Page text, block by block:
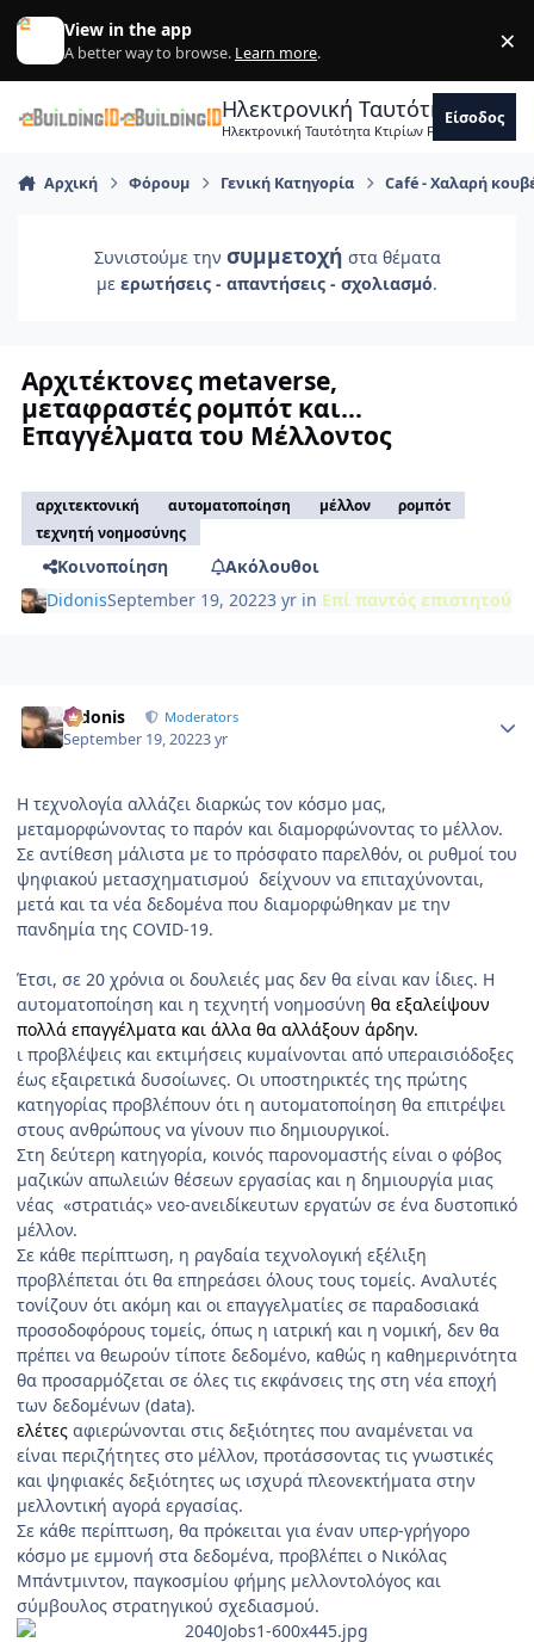
Skip to content
View in the app
A better way to browse. Learn more. ×
Ηλεκτρονική Ταυτότητα
Ηλεκτρονική Ταυτότητα Κτιρίων Forum
Είσοδος
Αρχική Φόρουμ Γενική Κατηγορία Café - Χαλαρή
Συνιστούμε την συμμετοχή στα θέματα
με ερωτήσεις - απαντήσεις - σχολιασμό.
Αρχιτέκτονες metaverse,
μεταφραστές ρομπότ και…
Επαγγέλματα του Μέλλοντος
αρχιτεκτονική αυτοματοποίηση μέλλον
ρομπότ
τεχνητή νοημοσύνης
Κοινοποίηση
Ακόλουθοι
DidonisSeptember 19, 20223 yr in Επί παντός επιστητού
Didonis Moderators
September 19, 20223 yr
Η τεχνολογία αλλάζει διαρκώς τον κόσμο μας,
μεταμορφώνοντας το παρόν και διαμορφώνοντας το μέλλον.
Σε αντίθεση μάλιστα με το πρόσφατο παρελθόν, οι ρυθμοί του
ψηφιακού μετασχηματισμού δείχνουν να επιταχύνονται,
μετά και τα νέα δεδομένα που διαμορφώθηκαν με την
πανδημία της COVID-19.
Έτσι, σε 20 χρόνια οι δουλειές μας δεν θα είναι καν ίδιες. Η
αυτοματοποίηση και η τεχνητή νοημοσύνη θα εξαλείψουν
πολλά επαγγέλματα και άλλα θα αλλάξουν άρδην.
ι προβλέψεις και εκτιμήσεις κυμαίνονται από υπεραισιόδοξες
έως εξαιρετικά δυσοίωνες. Οι υποστηρικτές της πρώτης
κατηγορίας προβλέπουν ότι η αυτοματοποίηση θα επιτρέψει
στους ανθρώπους να γίνουν πιο δημιουργικοί.
Στη δεύτερη κατηγορία, κοινός παρονομαστής είναι ο φόβος
μαζικών απωλειών θέσεων εργασίας και η δημιουργία μιας
νέας «στρατιάς» νεο-ανειδίκευτων εργατών σε ένα δυστοπικό
μέλλον.
Σε κάθε περίπτωση, η ραγδαία τεχνολογική εξέλιξη
προβλέπεται ότι θα επηρεάσει όλους τους τομείς. Αναλυτές
τονίζουν ότι ακόμη και οι επαγγελματίες σε παραδοσιακά
προσοδοφόρους τομείς, όπως η ιατρική και η νομική, δεν θα
πρέπει να θεωρούν τίποτε δεδομένο, καθώς η καθημερινότητα
θα προσαρμόζεται σε όλες τις εκφάνσεις της στη νέα εποχή
των δεδομένων (data).
ελέτες αφιερώνονται στις δεξιότητες που αναμένεται να
είναι περιζήτητες στο μέλλον, προτάσσοντας τις γνωστικές
και ψηφιακές δεξιότητες ως ισχυρά πλεονεκτήματα στην
μελλοντική αγορά εργασίας.
Σε κάθε περίπτωση, θα πρόκειται για έναν υπερ-γρήγορο
κόσμο με εμμονή στα δεδομένα, προβλέπει ο Νικόλας
Μπάντμιντον, παγκοσμίου φήμης μελλοντολόγος και
σύμβουλος στρατηγικού σχεδιασμού.